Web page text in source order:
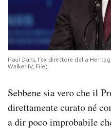
Paul Dans, l’ex direttore della
Walker IV, File)
Sebbene sia vero che il
direttamente curato né
a dir poco improbabile